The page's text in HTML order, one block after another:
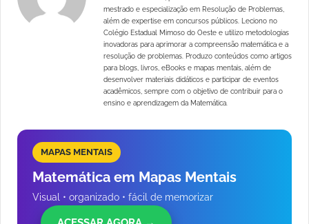
mestrado e especialização em Resolução de Problemas,
além de expertise em concursos públicos. Leciono no
Colégio Estadual Mimoso do Oeste e utilizo metodologias
inovadoras para aprimorar a compreensão matemática e a
resolução de problemas. Produzo conteúdos como artigos
para blogs, livros, eBooks e mapas mentais, além de
desenvolver materiais didáticos e participar de eventos
acadêmicos, sempre com o objetivo de contribuir para o
ensino e aprendizagem da Matemática.
MAPAS MENTAIS
Matemática em Mapas Mentais
Visual • organizado • fácil de memorizar